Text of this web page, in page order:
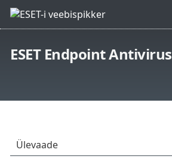
ESET Endpoint Antivirus